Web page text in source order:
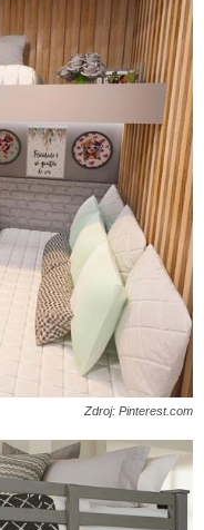
Zdroj: Pinterest.com